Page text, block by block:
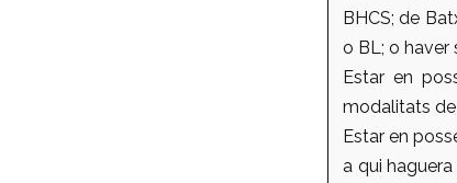
BHCS; de
o BL; o haver
Estar en
modalitats de
Estar en
a qui